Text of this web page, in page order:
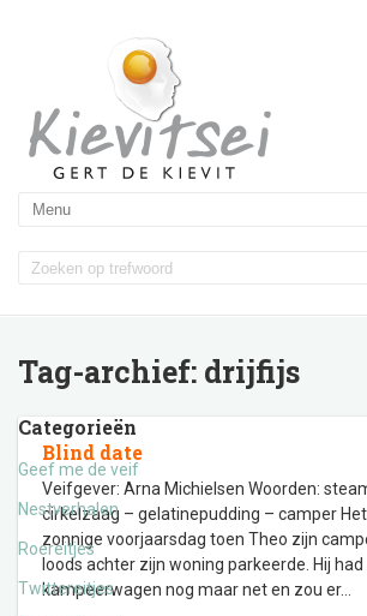
Tag-archief: drijfijs
Categorieën
Geef me de veif
Nestverhalen
Roereitjes
Twittereitjes
Blind date
Veifgever: Arna Michielsen Woorden:
cirkelzaag – gelatinepudding – camper
zonnige voorjaarsdag toen Theo zijn
loods achter zijn woning parkeerde. Hij had
kampeerwagen nog maar net en zou er…